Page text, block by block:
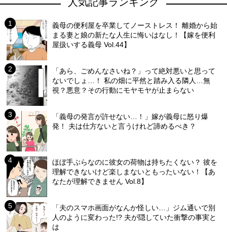
義母の便利屋を卒業してノーストレス！ 離婚から始
まる妻と娘の新たな人生に悔いはなし！【嫁を便利
屋扱いする義母 Vol.44】
「あら、ごめんなさいね？」って絶対悪いと思って
ないでしょ…！ 私の畑に平然と踏み入る隣人…無
視？悪意？その行動にモヤモヤが止まらない
「義母の発言が許せない…！」嫁が義母に怒り爆
発！ 夫は仕方ないと言うけれど諦めるべき？
ほぼ手ぶらなのに彼女の荷物は持ちたくない？ 彼を
理解できないけど楽しまないともったいない！【あ
なたが理解できません Vol.8】
「夫のスマホ画面がなんか怪しい…」ジム通いで別
人のように変わった!? 夫が隠していた衝撃の事実と
は